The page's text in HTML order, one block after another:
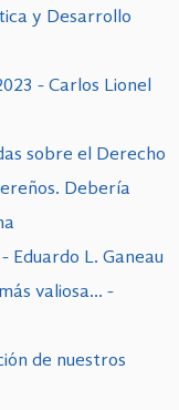
y Desarrollo
- Carlos Lionel
sobre el Derecho
Debería
Eduardo L. Ganeau
valiosa... -
de nuestros